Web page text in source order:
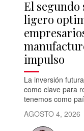
El
ligero
impulso
La inversión
como clave para
tenemos como
AGOSTO 4, 2026